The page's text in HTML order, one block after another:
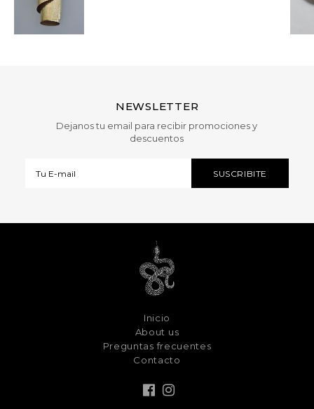
NEWSLETTER
Dejanos tu email para recibir promociones y
descuentos
Inicio
About us
Preguntas frecuentes
Contacto